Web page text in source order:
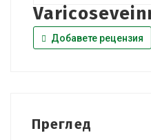
Добавете рецензия
Преглед